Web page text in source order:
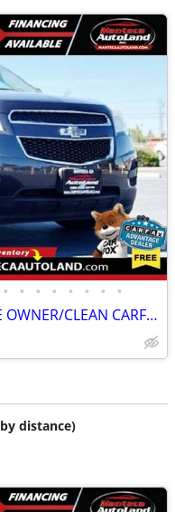
• • • • • • • •
2014 Chevrolet Equinox LT/ ONE OWNER/CLEAN CARFAX
distance)